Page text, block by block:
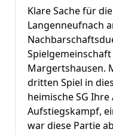
Klare Sache für
Langenneufnach
Margertshausen.
dritten Spiel in
heimische SG
Aufstiegskampf,
war diese Partie